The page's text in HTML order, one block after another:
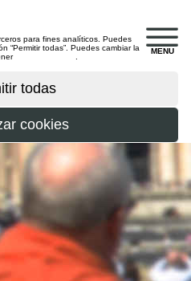
MENU
para fines analíticos. Puedes
“Permitir todas”. Puedes cambiar la